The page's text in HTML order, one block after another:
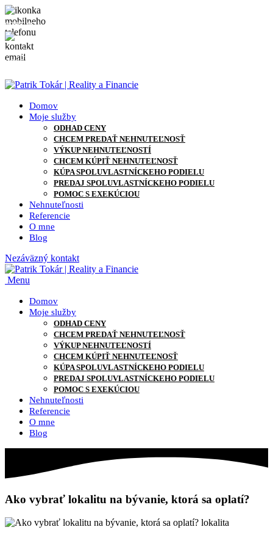
0905 871 127
info@patriktokar.sk
0905 871 127
Domov
Moje služby
ODHAD CENY
CHCEM PREDAŤ NEHNUTEĽNOSŤ
VÝKUP NEHNUTEĽNOSTÍ
CHCEM KÚPIŤ NEHNUTEĽNOSŤ
KÚPA SPOLUVLASTNÍCKEHO PODIELU
PREDAJ SPOLUVLASTNÍCKEHO PODIELU
POMOC S EXEKÚCIOU
Nehnuteľnosti
Referencie
O mne
Blog
Nezáväzný kontakt
Menu
Domov
Moje služby
ODHAD CENY
CHCEM PREDAŤ NEHNUTEĽNOSŤ
VÝKUP NEHNUTEĽNOSTÍ
CHCEM KÚPIŤ NEHNUTEĽNOSŤ
KÚPA SPOLUVLASTNÍCKEHO PODIELU
PREDAJ SPOLUVLASTNÍCKEHO PODIELU
POMOC S EXEKÚCIOU
Nehnuteľnosti
Referencie
O mne
Blog
Ako vybrať lokalitu na bývanie, ktorá sa oplatí?